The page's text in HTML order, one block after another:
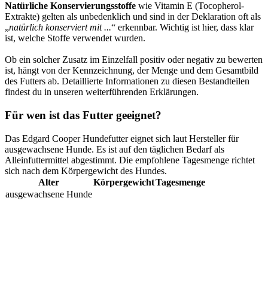
Natürliche Konservierungsstoffe wie Vitamin E (Tocopherol-
Extrakte) gelten als unbedenklich und sind in der Deklaration oft als
„natürlich konserviert mit ...“ erkennbar. Wichtig ist hier, dass klar
ist, welche Stoffe verwendet wurden.
Ob ein solcher Zusatz im Einzelfall positiv oder negativ zu bewerten
ist, hängt von der Kennzeichnung, der Menge und dem Gesamtbild
des Futters ab. Detaillierte Informationen zu diesen Bestandteilen
findest du in unseren weiterführenden Erklärungen.
Für wen ist das Futter geeignet?
Das Edgard Cooper Hundefutter eignet sich laut Hersteller für
ausgewachsene Hunde. Es ist auf den täglichen Bedarf als
Alleinfuttermittel abgestimmt. Die empfohlene Tagesmenge richtet
sich nach dem Körpergewicht des Hundes.
Alter
KörpergewichtTagesmenge
ausgewachsene Hunde